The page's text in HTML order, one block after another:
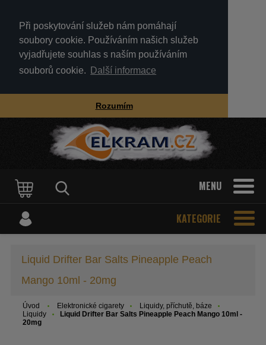
Při poskytování služeb nám pomáhají
soubory cookie. Používáním našich služeb
vyjadřujete souhlas s naším používáním
souborů cookie.
Další informace
Rozumím
MENU
KATEGORIE
Liquid Drifter Bar Salts Pineapple Peach
Mango 10ml - 20mg
Úvod Elektronické cigarety
Liquidy, příchutě, báze
Liquidy
Liquid Drifter Bar Salts Pineapple Peach Mango 10ml -
20mg